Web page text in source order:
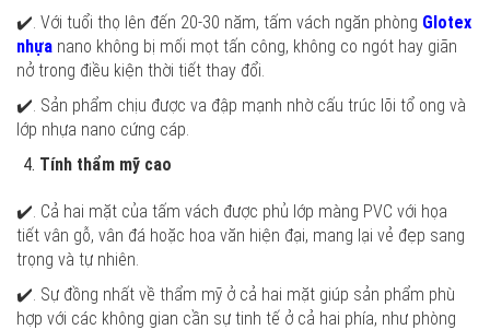
✔️. Với tuổi thọ lên đến 20-30 năm, tấm vách ngăn phòng Glotex
nhựa nano không bị mối mọt tấn công, không co ngót hay giãn
nở trong điều kiện thời tiết thay đổi.
✔️. Sản phẩm chịu được va đập mạnh nhờ cấu trúc lõi tổ ong và
lớp nhựa nano cứng cáp.
Tính thẩm mỹ cao
✔️. Cả hai mặt của tấm vách được phủ lớp màng PVC với họa
tiết vân gỗ, vân đá hoặc hoa văn hiện đại, mang lại vẻ đẹp sang
trọng và tự nhiên.
✔️. Sự đồng nhất về thẩm mỹ ở cả hai mặt giúp sản phẩm phù
hợp với các không gian cần sự tinh tế ở cả hai phía, như phòng